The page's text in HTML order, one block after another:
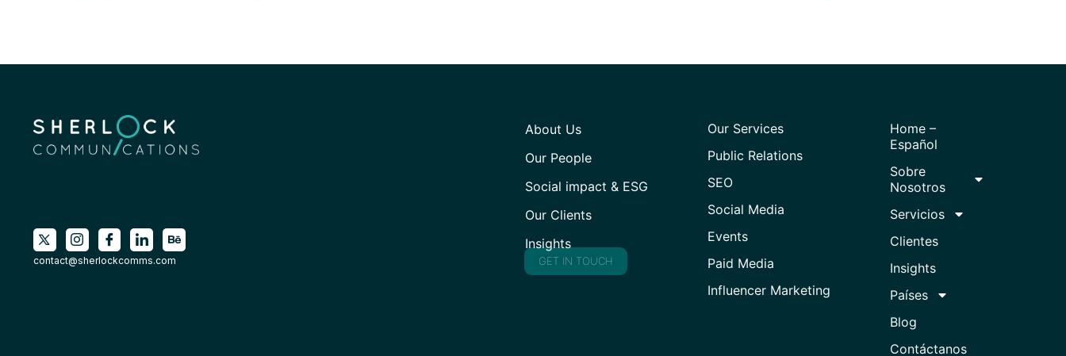
contact@sherlockcomms.com
About Us
Our People
Social impact & ESG
Our Clients
Insights
GET IN TOUCH
Our Services
Public Relations
SEO
Social Media
Events
Paid Media
Influencer Marketing
Home –
Español
Sobre
Nosotros
Servicios
Clientes
Insights
Países
Blog
Contáctanos